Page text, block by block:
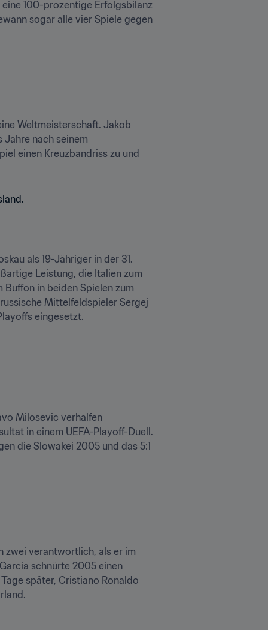
100-prozentige Erfolgsbilanz
sogar alle vier Spiele gegen
Weltmeisterschaft. Jakob
nach seinem
einen Kreuzbandriss zu und
als 19-Jähriger in der 31.
Leistung, die Italien zum
Buffon in beiden Spielen zum
Mittelfeldspieler Sergej
eingesetzt.
Milosevic verhalfen
in einem UEFA-Playoff-Duell.
die Slowakei 2005 und das 5:1
zwei verantwortlich, als er im
schnürte 2005 einen
später, Cristiano Ronaldo